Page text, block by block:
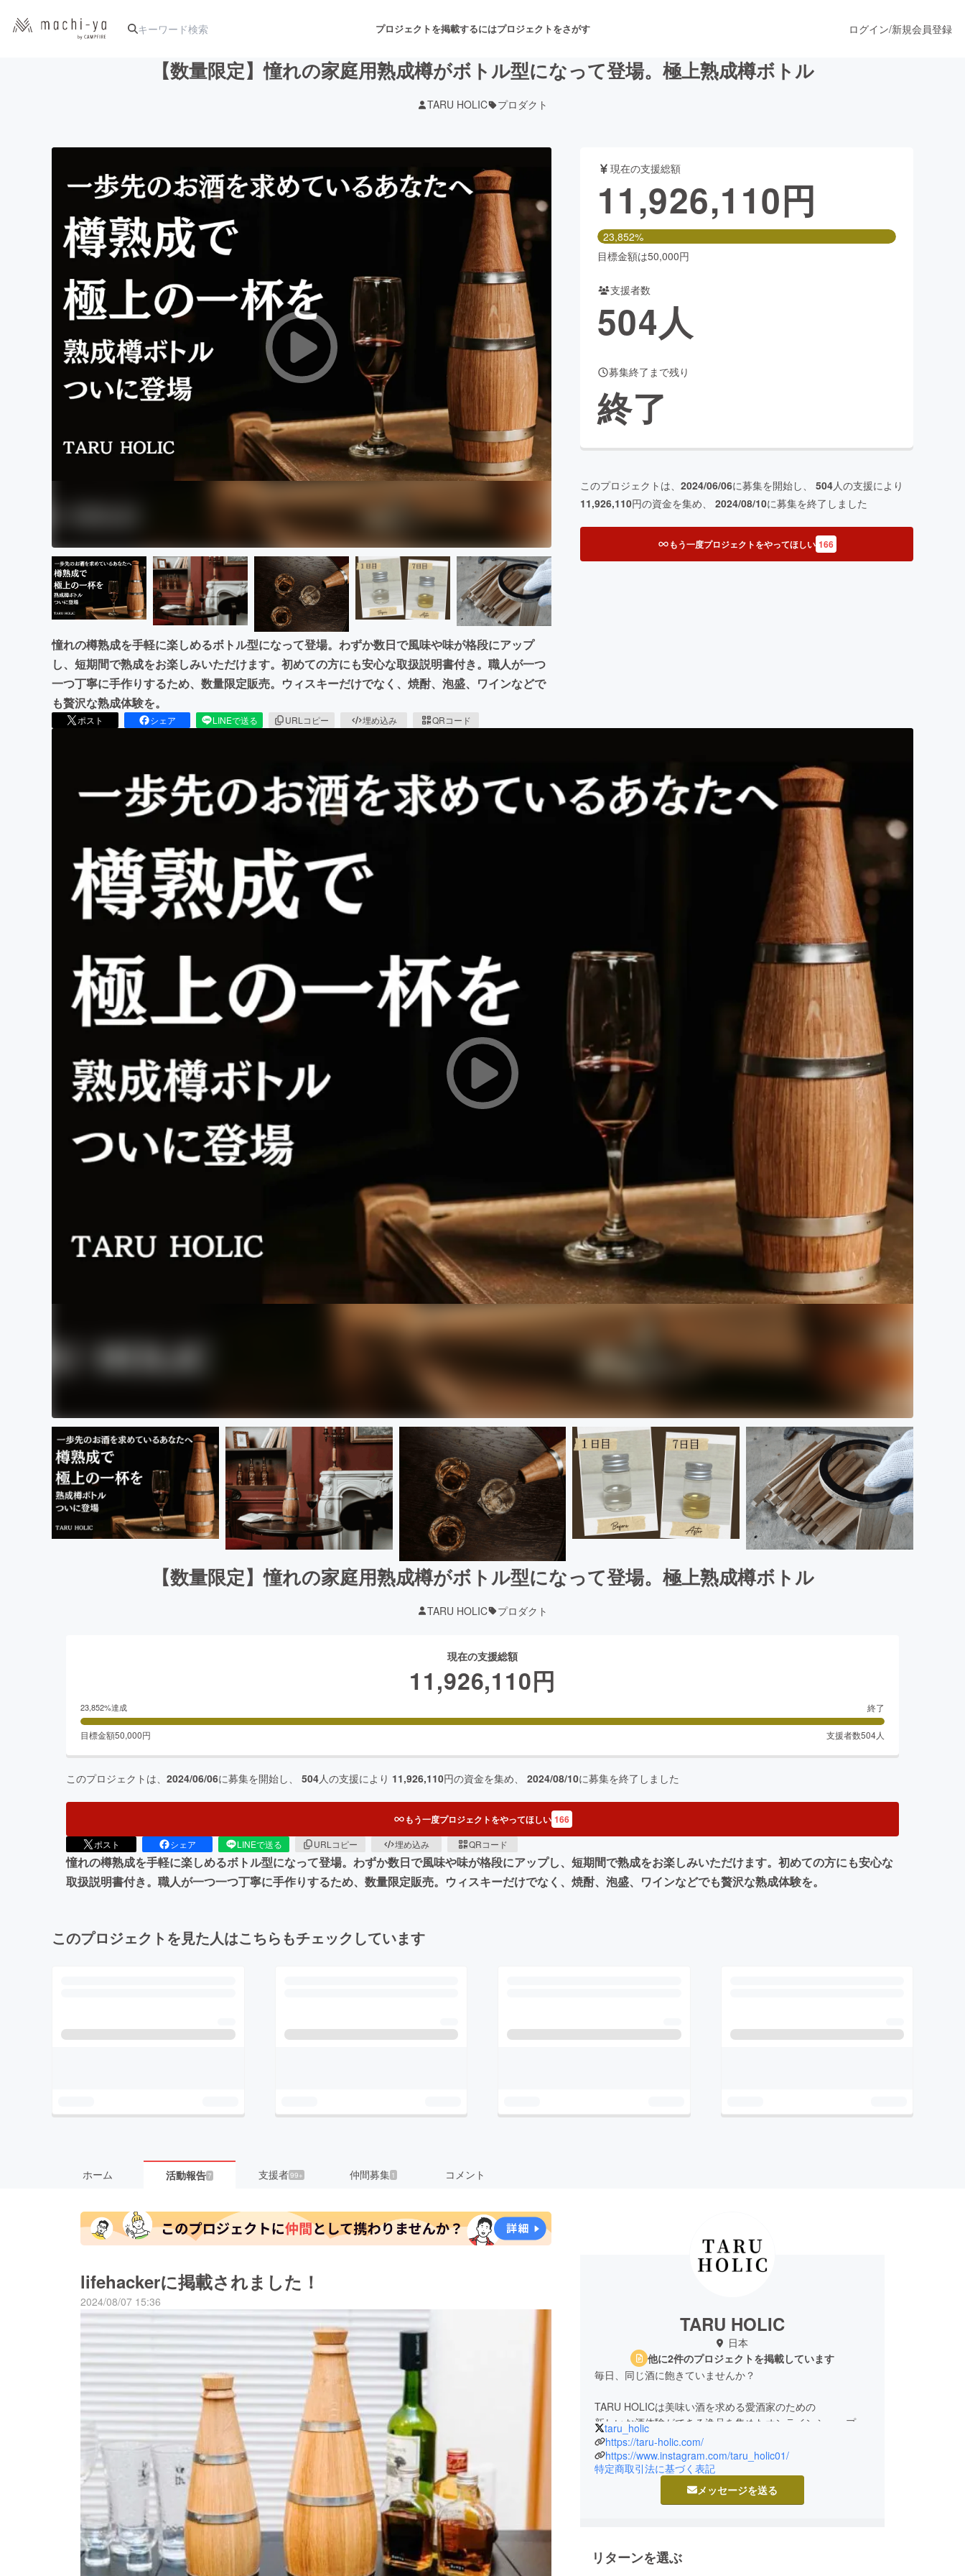
プロジェクトを掲載するにはプロジェクトをさがす
アート・写真 音楽 舞台・パフォーマンス
テクノロジー・ガジェット フード・飲食店 ファッション
映像・映画
ビジネス・起業 チャレンジ ビューティー・ヘルスケア
CAMPFIRE for Social GoodCAMPFIRE Creation
CAMPFIREふるさと納税 machi-ya コミュニティ
ログイン/新規会員登録
【数量限定】憧れの家庭用熟成樽がボトル型になって登場。極上熟成樽ボトル
TARU HOLIC プロダクト
憧れの樽熟成を手軽に楽しめるボトル型になって登場。わずか数日で風味や味が格段にアップ
し、短期間で熟成をお楽しみいただけます。初めての方にも安心な取扱説明書付き。職人が一つ
一つ丁寧に手作りするため、数量限定販売。ウィスキーだけでなく、焼酎、泡盛、ワインなどで
も贅沢な熟成体験を。
ポスト シェア LINEで送る URLコピー 埋め込み QRコード
現在の支援総額
11,926,110円
23,852%
目標金額は50,000円
支援者数
504人
募集終了まで残り
終了
このプロジェクトは、 2024/06/06に募集を開始し、 504人の支援により
11,926,110円の資金を集め、 2024/08/10に募集を終了しました
もう一度プロジェクトをやってほしい 166
【数量限定】憧れの家庭用熟成樽がボトル型になって登場。極上熟成樽ボトル
TARU HOLIC プロダクト
現在の支援総額
11,926,110円
23,852%達成 終了
目標金額50,000円 支援者数504人
このプロジェクトは、 2024/06/06に募集を開始し、 504人の支援により 11,926,110円の資金を集め、 2024/08/10に募集を終了しました
もう一度プロジェクトをやってほしい 166
ポスト シェア LINEで送る URLコピー 埋め込み QRコード
憧れの樽熟成を手軽に楽しめるボトル型になって登場。わずか数日で風味や味が格段にアップし、短期間で熟成をお楽しみいただけます。初めての方にも安心な
取扱説明書付き。職人が一つ一つ丁寧に手作りするため、数量限定販売。ウィスキーだけでなく、焼酎、泡盛、ワインなどでも贅沢な熟成体験を。
このプロジェクトを見た人はこちらもチェックしています
ホーム 活動報告7 支援者99+ 仲間募集 1 コメント
lifehackerに掲載されました！
2024/08/07 15:36
TARU HOLIC
日本
他に2件のプロジェクトを掲載しています
毎日、同じ酒に飽きていませんか？
TARU HOLICは美味い酒を求める愛酒家のための
新しいお酒体験ができる逸品を集めたオンラインショップで
す。
TARU HOLICミニ樽をはじめ、 お酒を美味しく楽しめる商品
あなたへ至福の晩酌を。
taru_holic
https://taru-holic.com/
https://www.instagram.com/taru_holic01/
特定商取引法に基づく表記
メッセージを送る
リターンを選ぶ